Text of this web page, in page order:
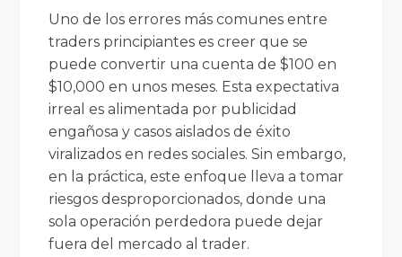
Uno de los errores más comunes entre
traders principiantes es creer que se
puede convertir una cuenta de $100 en
$10,000 en unos meses. Esta expectativa
irreal es alimentada por publicidad
engañosa y casos aislados de éxito
viralizados en redes sociales. Sin embargo,
en la práctica, este enfoque lleva a tomar
riesgos desproporcionados, donde una
sola operación perdedora puede dejar
fuera del mercado al trader.